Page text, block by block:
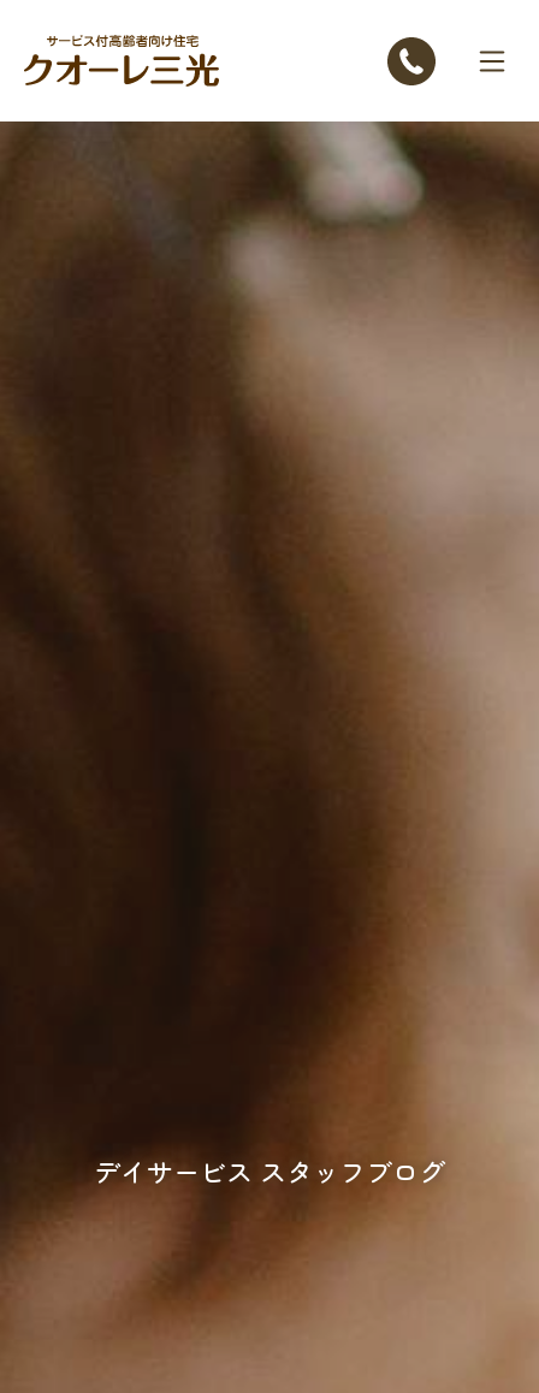
デイサービス スタッフブログ